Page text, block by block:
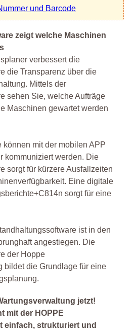
und Barcode
zeigt welche Maschinen
verbessert die
die Transparenz über die
Mittels der
sehen Sie, welche Aufträge
Maschinen gewartet werden
können mit der mobilen APP
kommuniziert werden. Die
sorgt für kürzere Ausfallzeiten
Eine digitale
sorgt für eine
ist in den
angestiegen. Die
der Hoppe
bildet die Grundlage für eine
jetzt!
mit der HOPPE
einfach, strukturiert und